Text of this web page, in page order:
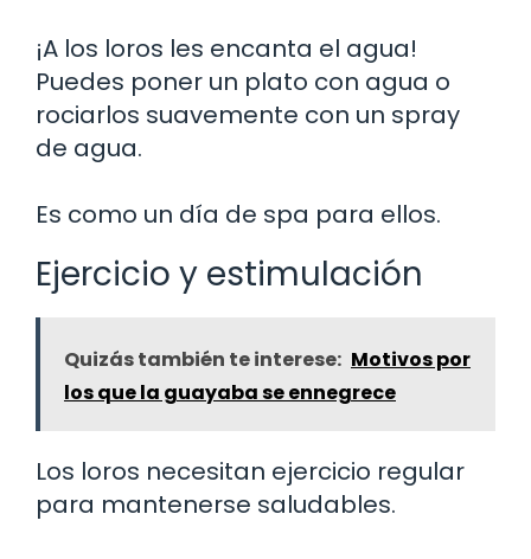
¡A los loros les encanta el agua!
Puedes poner un plato con agua o
rociarlos suavemente con un spray
de agua.
Es como un día de spa para ellos.
Ejercicio y estimulación
Quizás también te interese: Motivos por
los que la guayaba se ennegrece
Los loros necesitan ejercicio regular
para mantenerse saludables.